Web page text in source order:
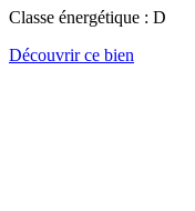
Classe énergétique : D
Découvrir ce bien